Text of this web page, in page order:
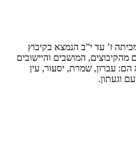
ז’ עד י”ב הנמצא בקיבוץ
חניכות וחניכים מהקיבוצים, המושבים והיישובים
הם: עברון, שמרת, יסעור, עין
וגעתון.